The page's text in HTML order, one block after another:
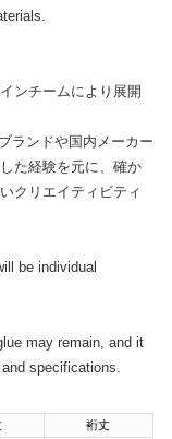
ンチームにより展開
ランドや国内メーカー
た経験を元に、確か
クリエイティビティ
be individual
may remain, and it
specifications.
裄丈